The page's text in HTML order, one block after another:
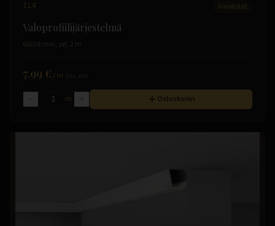
IL4 Valolistat
Valoprofiilijärjestelmä
60x38 mm, pit. 2 m
7.99 € /m
m Ostoskoriin